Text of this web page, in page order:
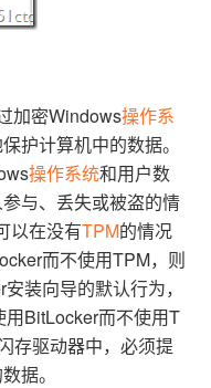
加密Windows操作系
护计算机中的数据。
操作系统和用户数
与、丢失或被盗的情
以在没有TPM的情况
而不使用TPM，则
装向导的默认行为，
BitLocker而不使用T
存驱动器中，必须提
据。